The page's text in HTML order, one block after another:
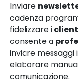
Inviare
cadenza
fidelizzare i
consente a
inviare
elaborare
comunicazione.